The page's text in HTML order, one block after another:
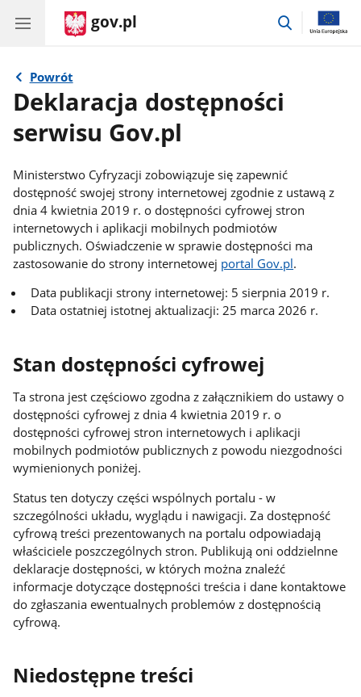
gov.pl
przejdź
Powrót
Deklaracja dostępności
serwisu Gov.pl
Ministerstwo Cyfryzacji zobowiązuje się zapewnić
dostępność swojej strony internetowej zgodnie z ustawą z
dnia 4 kwietnia 2019 r. o dostępności cyfrowej stron
internetowych i aplikacji mobilnych podmiotów
publicznych. Oświadczenie w sprawie dostępności ma
zastosowanie do strony internetowej portal Gov.pl.
Data publikacji strony internetowej: 5 sierpnia 2019 r.
Data ostatniej istotnej aktualizacji: 25 marca 2026 r.
Stan dostępności cyfrowej
Ta strona jest częściowo zgodna z załącznikiem do ustawy o
dostępności cyfrowej z dnia 4 kwietnia 2019 r. o
dostępności cyfrowej stron internetowych i aplikacji
mobilnych podmiotów publicznych z powodu niezgodności
wymienionych poniżej.
Status ten dotyczy części wspólnych portalu - w
szczególności układu, wyglądu i nawigacji. Za dostępność
cyfrową treści prezentowanych na portalu odpowiadają
właściciele poszczególnych stron. Publikują oni oddzielnne
deklaracje dostępności, w których można znaleźć
informacje dotyczące dostępności treścia i dane kontaktowe
do zgłaszania ewentualnych problemów z dostępnością
cyfrową.
Niedostępne treści